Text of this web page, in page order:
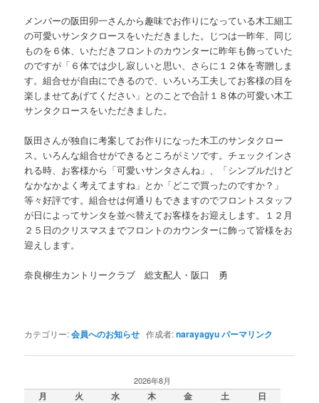
メンバーの阪田卯一さんから趣味でお作りになっている木工細工
の可愛いサンタクロースをいただきました。じつは一昨年、同じ
ものを６体、いただきフロントのカウンターに昨年も飾っていた
のですが「６体では少し寂しいと思い、さらに１２体を寄贈しま
す。組合せが自由にできるので、いろいろ工夫してお客様の目を
楽しませてあげてください」とのことで合計１８体の可愛い木工
サンタクロースをいただきました。
阪田さんが独自に考案してお作りになった木工のサンタクロー
ス。いろんな組合せができるところがミソです。チェックインさ
れる時、お客様から「可愛いサンタさんね」、「シンプルだけど
なかなかよく考えてますね」とか「どこで買ったのですか？」
等々好評です。組合せは何通りもできますのでフロントスタッフ
が日によってサンタを並べ替えてお客様をお迎えします。１２月
２５日のクリスマスまでフロントのカウンターに飾って皆様をお
迎えします。
奈良柳生カントリークラブ 総支配人・阪口 勇
カテゴリー:会員へのお知らせ 作成者:narayagyuパーマリンク
2026年8月
月 火 水 木 金 土 日